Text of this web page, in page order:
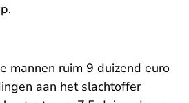
mannen ruim 9 duizend euro
aan het slachtoffer